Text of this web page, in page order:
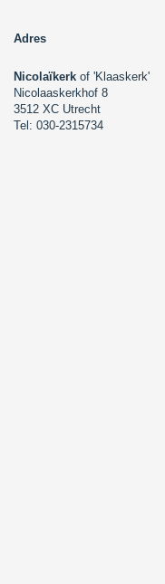
Adres
Nicolaïkerk of 'Klaaskerk'
Nicolaaskerkhof 8
3512 XC Utrecht
Tel: 030-2315734